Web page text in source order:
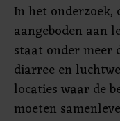
In het
aangeboden aan
staat onder meer
diarree en
locaties waar de
moeten